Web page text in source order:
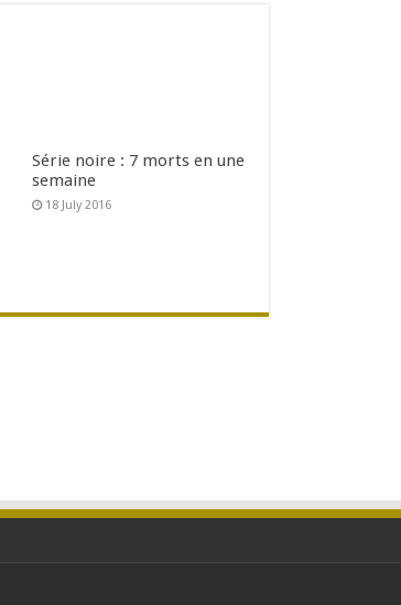
Série noire : 7 morts en une
semaine
18 July 2016